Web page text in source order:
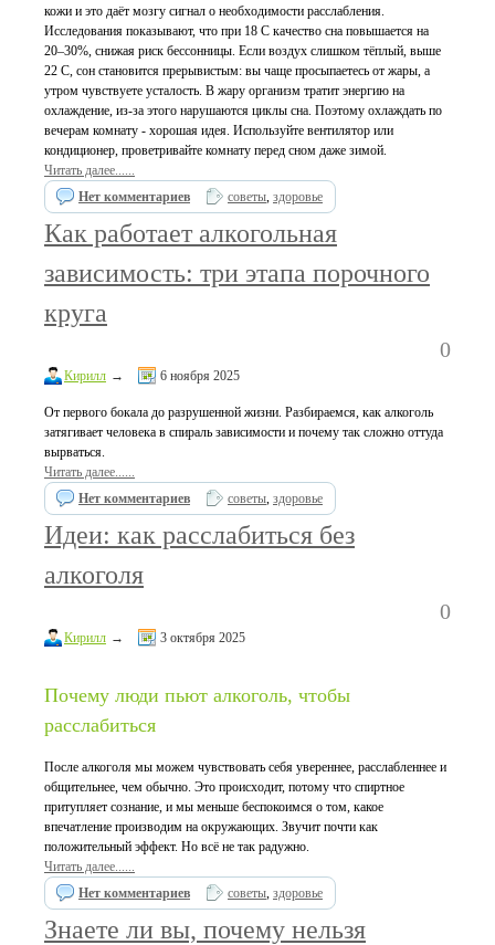
кожи и это даёт мозгу сигнал о необходимости расслабления.
Исследования показывают, что при 18 C качество сна повышается на
20–30%, снижая риск бессонницы. Если воздух слишком тёплый, выше
22 C, сон становится прерывистым: вы чаще просыпаетесь от жары, а
утром чувствуете усталость. В жару организм тратит энергию на
охлаждение, из-за этого нарушаются циклы сна. Поэтому охлаждать по
вечерам комнату - хорошая идея. Используйте вентилятор или
кондиционер, проветривайте комнату перед сном даже зимой.
Читать далее......
Нет комментариев
советы, здоровье
Как работает алкогольная
зависимость: три этапа порочного
круга
0
Кирилл → 6 ноября 2025
От первого бокала до разрушенной жизни. Разбираемся, как алкоголь
затягивает человека в спираль зависимости и почему так сложно оттуда
вырваться.
Читать далее......
Нет комментариев
советы, здоровье
Идеи: как расслабиться без
алкоголя
0
Кирилл → 3 октября 2025
Почему люди пьют алкоголь, чтобы
расслабиться
После алкоголя мы можем чувствовать себя увереннее, расслабленнее и
общительнее, чем обычно. Это происходит, потому что спиртное
притупляет сознание, и мы меньше беспокоимся о том, какое
впечатление производим на окружающих. Звучит почти как
положительный эффект. Но всё не так радужно.
Читать далее......
Нет комментариев
советы, здоровье
Знаете ли вы, почему нельзя